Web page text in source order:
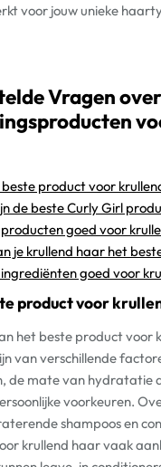
voor jouw unieke
Vragen over
product voor
de beste Curly Girl
goed voor
je krullend haar het
goed voor
product voor
het beste product voor
van verschillende
de mate van hydratatie
voorkeuren.
shampoos en
krullend haar vaak